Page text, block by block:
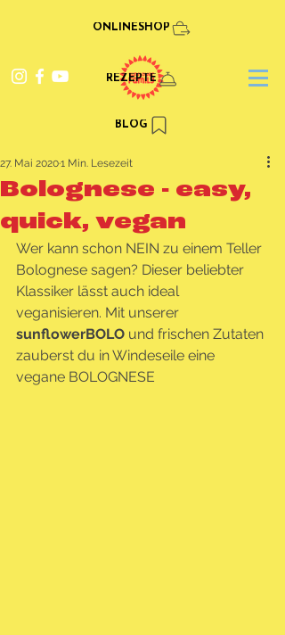
REZEPTE
BLOG
ONLINESHOP
Bolognese - easy,
quick, vegan
27. Mai 20201 Min. Lesezeit
Wer kann schon NEIN zu einem Teller
Bolognese sagen? Dieser beliebter
Klassiker lässt auch ideal
veganisieren. Mit unserer
sunflowerBOLO und frischen Zutaten
zauberst du in Windeseile eine
vegane BOLOGNESE